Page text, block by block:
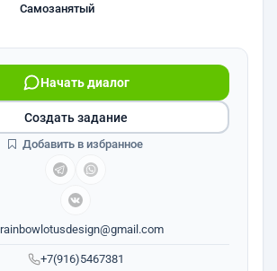
Самозанятый
+7(916)5467381
Начать диалог
rainbowlotusdesign@gmail.com
Создать задание
Добавить в избранное